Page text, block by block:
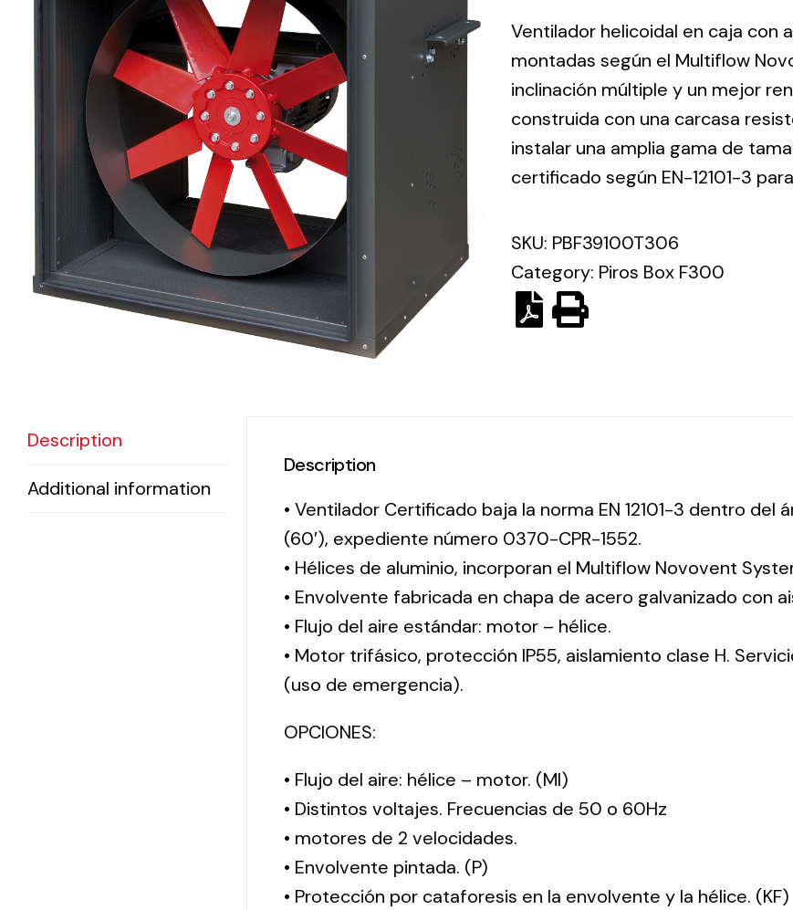
Electrical
Equipment
solutions in
lighting and
electrical
material for
each project
Ventilation
The
incorporation of
Novovent into
offer of
ventilation
products for
different uses
Solar
Ventilador helicoidal en caja con
montadas según el Multiflow
inclinación múltiple y un mejor
construida con una carcasa
instalar una amplia gama de
certificado según EN-12101-3
SKU: PBF39100T306
Category: Piros Box F300
Description
Additional information
Description
• Ventilador Certificado baja la norma EN 12101-3 dentro
(60′), expediente número 0370-CPR-1552.
• Hélices de aluminio, incorporan el Multiflow Novovent
• Envolvente fabricada en chapa de acero galvanizado con
• Flujo del aire estándar: motor – hélice.
• Motor trifásico, protección IP55, aislamiento clase H.
(uso de emergencia).
OPCIONES:
• Flujo del aire: hélice – motor. (MI)
• Distintos voltajes. Frecuencias de 50 o 60Hz
• motores de 2 velocidades.
• Envolvente pintada. (P)
• Protección por cataforesis en la envolvente y la hélice. (KF)